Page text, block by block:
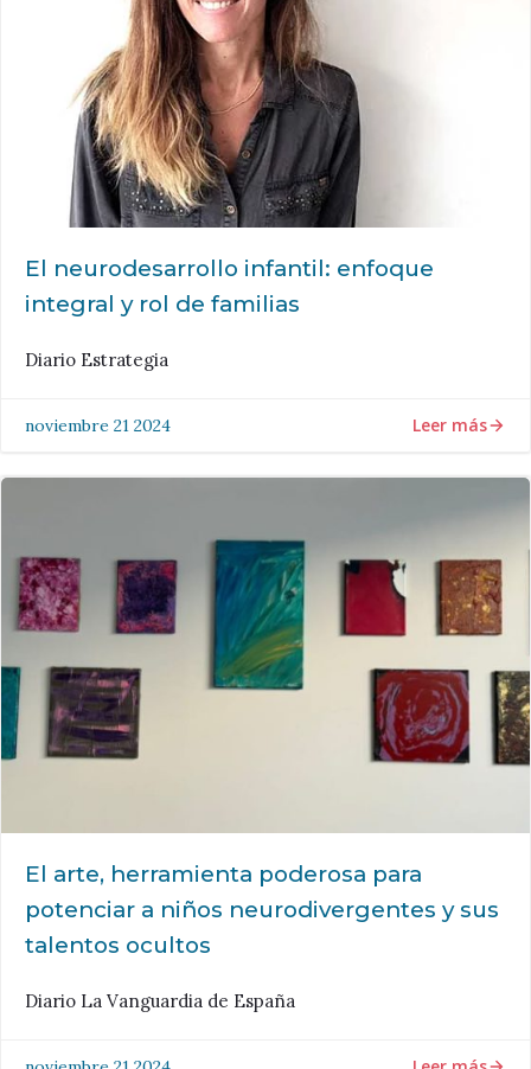
El neurodesarrollo infantil: enfoque
integral y rol de familias
Diario Estrategia
noviembre 21 2024 Leer más
El arte, herramienta poderosa para
potenciar a niños neurodivergentes y sus
talentos ocultos
Diario La Vanguardia de España